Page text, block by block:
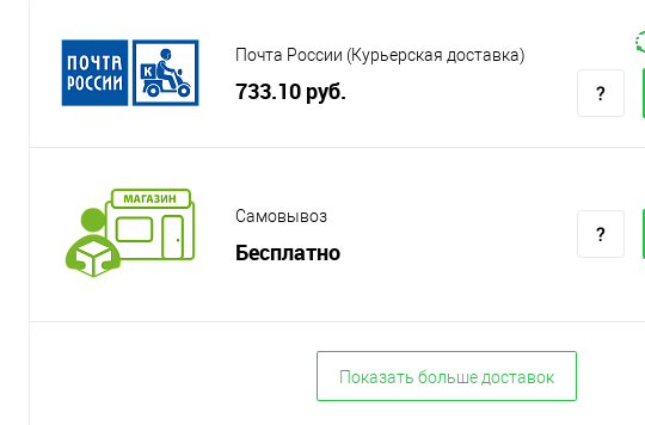
Почта России (Курьерская доставка)
733.10 руб.
Самовывоз
Бесплатно
Показать больше доставок